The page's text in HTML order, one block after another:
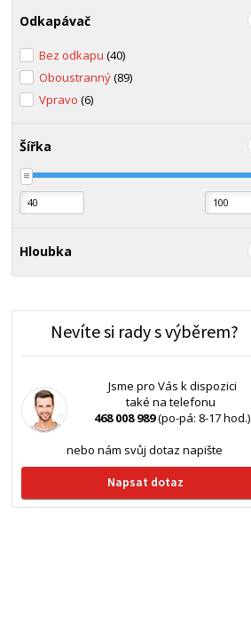
Odkapávač
Bez odkapu(40)
Oboustranný(89)
Vpravo(6)
Šířka
Hloubka
Nevíte si rady s výběrem?
Jsme pro Vás k dispozici
také na telefonu
468 008 989(po-pá: 8-17 hod.)
nebo nám svůj dotaz napište
Napsat dotaz